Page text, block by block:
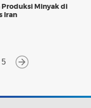
Produksi Minyak di
Iran
5